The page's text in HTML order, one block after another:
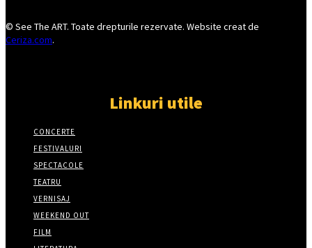
© See The ART. Toate drepturile rezervate. Website creat de
Ceriza.com.
Linkuri utile
CONCERTE
FESTIVALURI
SPECTACOLE
TEATRU
VERNISAJ
WEEKEND OUT
FILM